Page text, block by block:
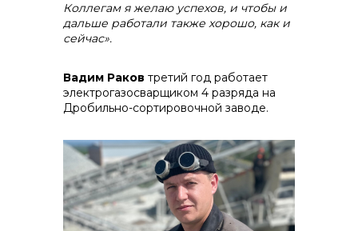
Коллегам я желаю успехов, и чтобы и
дальше работали также хорошо, как и
сейчас».
Вадим Раков третий год работает
электрогазосварщиком 4 разряда на
Дробильно-сортировочной заводе.